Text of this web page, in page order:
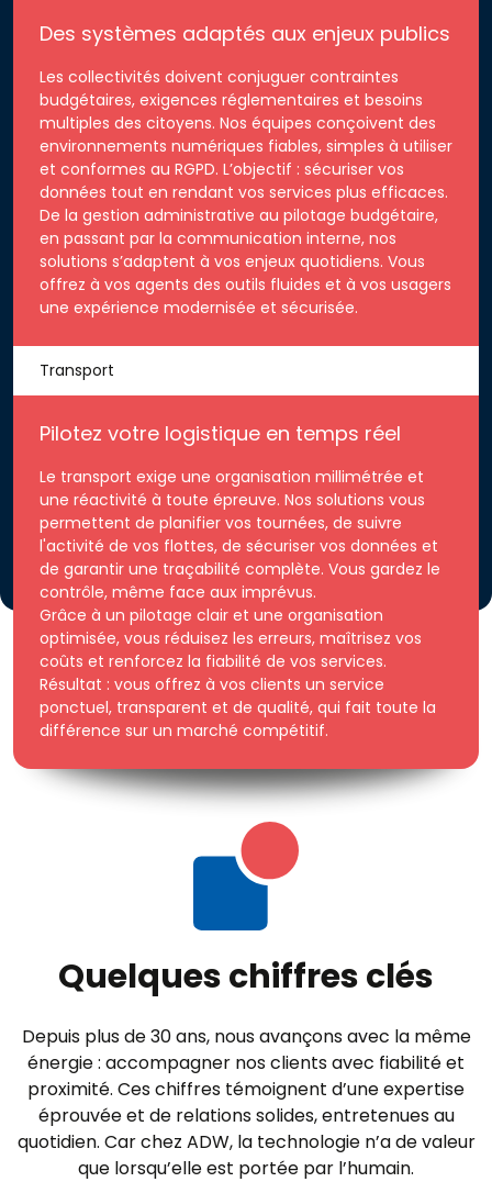
Des systèmes adaptés aux enjeux publics
Les collectivités doivent conjuguer contraintes
budgétaires, exigences réglementaires et besoins
multiples des citoyens. Nos équipes conçoivent des
environnements numériques fiables, simples à utiliser
et conformes au RGPD. L’objectif : sécuriser vos
données tout en rendant vos services plus efficaces.
De la gestion administrative au pilotage budgétaire,
en passant par la communication interne, nos
solutions s’adaptent à vos enjeux quotidiens. Vous
offrez à vos agents des outils fluides et à vos usagers
une expérience modernisée et sécurisée.
Transport
Pilotez votre logistique en temps réel
Le transport exige une organisation millimétrée et
une réactivité à toute épreuve. Nos solutions vous
permettent de planifier vos tournées, de suivre
l'activité de vos flottes, de sécuriser vos données et
de garantir une traçabilité complète. Vous gardez le
contrôle, même face aux imprévus.
Grâce à un pilotage clair et une organisation
optimisée, vous réduisez les erreurs, maîtrisez vos
coûts et renforcez la fiabilité de vos services.
Résultat : vous offrez à vos clients un service
ponctuel, transparent et de qualité, qui fait toute la
différence sur un marché compétitif.
Quelques chiffres clés
Depuis plus de 30 ans, nous avançons avec la même
énergie : accompagner nos clients avec fiabilité et
proximité. Ces chiffres témoignent d’une expertise
éprouvée et de relations solides, entretenues au
quotidien. Car chez ADW, la technologie n’a de valeur
que lorsqu’elle est portée par l’humain.